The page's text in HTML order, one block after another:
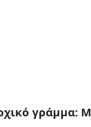
γράμμα: Μ